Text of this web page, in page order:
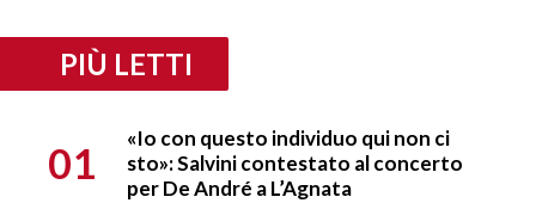
PIÙ LETTI
01
«Io con questo individuo qui non ci
sto»: Salvini contestato al concerto
per De André a L’Agnata